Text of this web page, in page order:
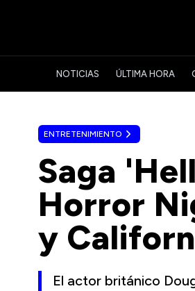
NOTICIAS ÚLTIMA HORA
ENTRETENIMIENTO
Saga
Horror
y
El actor británico